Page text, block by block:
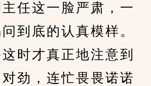
这一脸严肃，一
到底的认真模样。
才真正地注意到
劲，连忙畏畏诺诺